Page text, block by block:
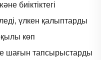
биіктіктегі
үлкен қалыптарды
көп
шағын тапсырыстарды